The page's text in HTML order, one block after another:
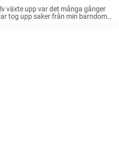
växte upp var det många gånger
tog upp saker från min barndom.